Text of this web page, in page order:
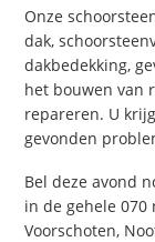
Onze
dak,
dakbedekking,
het bouwen van
repareren. U
gevonden
Bel deze avond
in de gehele 070
Voorschoten,